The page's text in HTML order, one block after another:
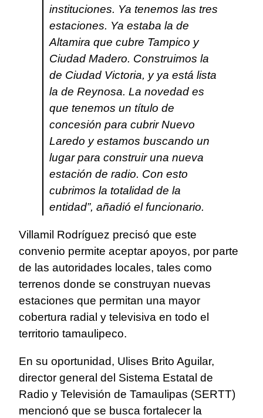
instituciones. Ya tenemos las tres
estaciones. Ya estaba la de
Altamira que cubre Tampico y
Ciudad Madero. Construimos la
de Ciudad Victoria, y ya está lista
la de Reynosa. La novedad es
que tenemos un título de
concesión para cubrir Nuevo
Laredo y estamos buscando un
lugar para construir una nueva
estación de radio. Con esto
cubrimos la totalidad de la
entidad”, añadió el funcionario.
Villamil Rodríguez precisó que este
convenio permite aceptar apoyos, por parte
de las autoridades locales, tales como
terrenos donde se construyan nuevas
estaciones que permitan una mayor
cobertura radial y televisiva en todo el
territorio tamaulipeco.
En su oportunidad, Ulises Brito Aguilar,
director general del Sistema Estatal de
Radio y Televisión de Tamaulipas (SERTT)
mencionó que se busca fortalecer la